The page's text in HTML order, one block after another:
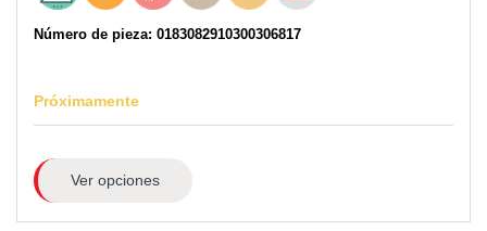
Número de pieza: 0183082910300306817
Próximamente
Ver opciones